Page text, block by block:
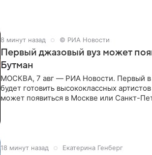
8 минут назад © РИА Новости
Первый джазовый вуз может
Бутман
МОСКВА, 7 авг — РИА Новости. Первый в
будет готовить высококлассных
может появиться в Москве или Санкт-
18 минут назад Екатерина Генберг